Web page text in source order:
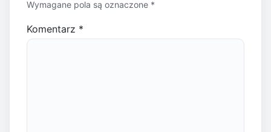
Wymagane pola są oznaczone *
Komentarz *